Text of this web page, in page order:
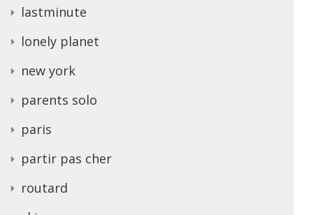
lastminute
lonely planet
new york
parents solo
paris
partir pas cher
routard